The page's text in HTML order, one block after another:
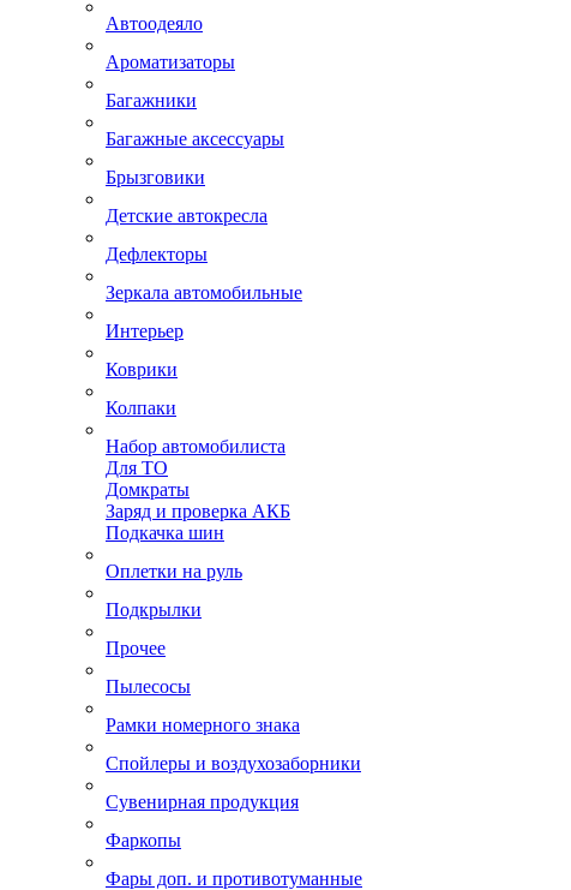
Автоодеяло
Ароматизаторы
Багажники
Багажные аксессуары
Брызговики
Детские автокресла
Дефлекторы
Зеркала автомобильные
Интерьер
Коврики
Колпаки
Набор автомобилиста
Для ТО
Домкраты
Заряд и проверка АКБ
Подкачка шин
Оплетки на руль
Подкрылки
Прочее
Пылесосы
Рамки номерного знака
Спойлеры и воздухозаборники
Сувенирная продукция
Фаркопы
Фары доп. и противотуманные